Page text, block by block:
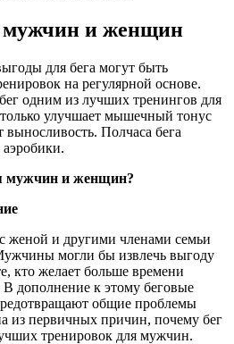
мужчин и женщин
для бега могут быть
на регулярной основе.
одним из лучших тренингов для
улучшает мышечный тонус
Полчаса бега
мужчин и женщин?
женой и другими членами семьи
могли бы извлечь выгоду
кто желает больше времени
В дополнение к этому беговые
общие проблемы
из первичных причин, почему бег
тренировок для мужчин.